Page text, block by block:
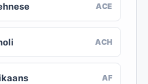
ACE
ACH
AF